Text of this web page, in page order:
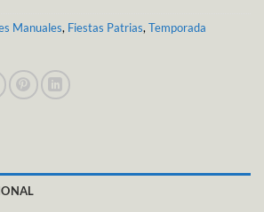
Manuales, Fiestas Patrias,Temporada